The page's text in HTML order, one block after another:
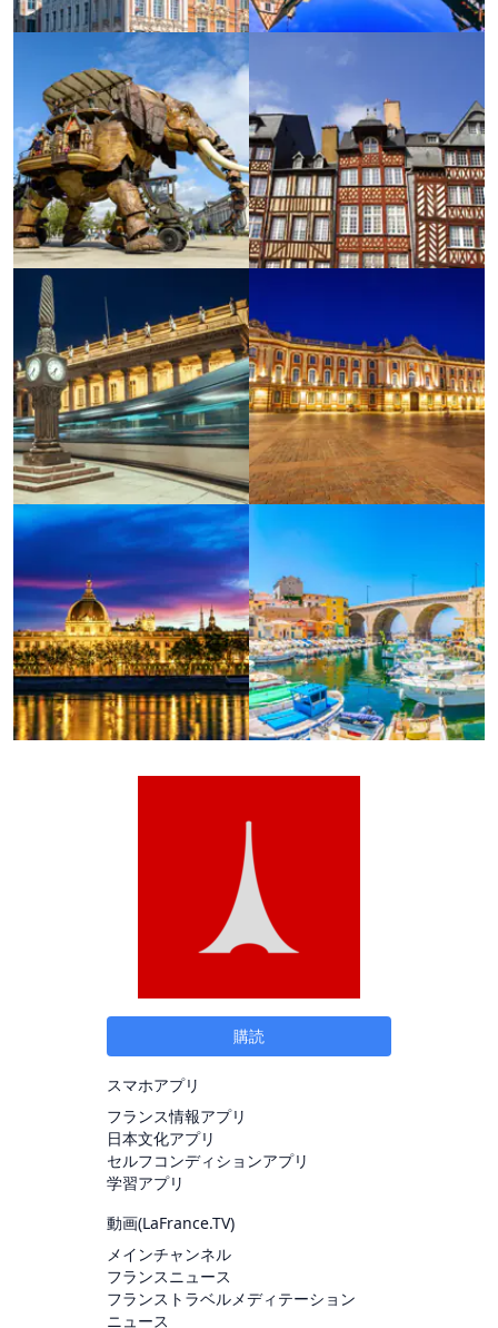
購読
スマホアプリ
フランス情報アプリ
日本文化アプリ
セルフコンディションアプリ
学習アプリ
動画(LaFrance.TV)
メインチャンネル
フランスニュース
フランストラベルメディテーション
ニュース